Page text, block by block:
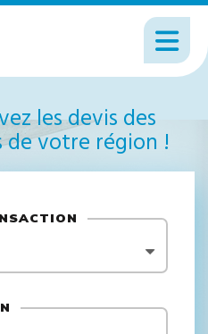
les devis des
votre région !